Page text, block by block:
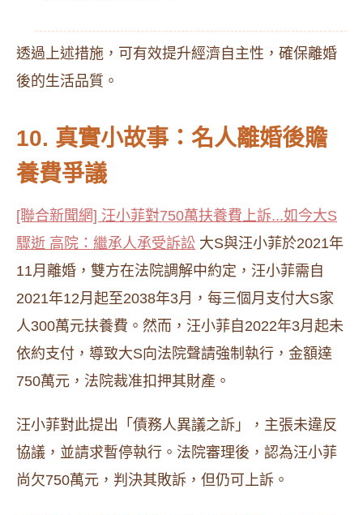
透過上述措施，可有效提升經濟自主性，確保離婚
後的生活品質。
10. 真實小故事：名人離婚後贍
養費爭議
[聯合新聞網] 汪小菲對750萬扶養費上訴...如今大S
驟逝 高院：繼承人承受訴訟 大S與汪小菲於2021年
11月離婚，雙方在法院調解中約定，汪小菲需自
2021年12月起至2038年3月，每三個月支付大S家
人300萬元扶養費。然而，汪小菲自2022年3月起未
依約支付，導致大S向法院聲請強制執行，金額達
750萬元，法院裁准扣押其財產。
汪小菲對此提出「債務人異議之訴」，主張未違反
協議，並請求暫停執行。法院審理後，認為汪小菲
尚欠750萬元，判決其敗訴，但仍可上訴。